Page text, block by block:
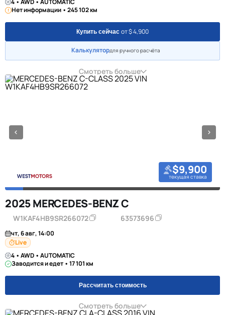
4 • AWD • AUTOMATIC
Нет информации • 245 102 км
Купить сейчас от $ 4,900
Калькулятордля ручного расчёта
Смотреть больше
$9,900
текущая ставка
2025 MERCEDES-BENZ C
W1KAF4HB9SR266072 63573696
чт, 6 авг, 14:00
Live
4 • AWD • AUTOMATIC
Заводится и едет • 17 101 км
Рассчитать стоимость
Смотреть больше